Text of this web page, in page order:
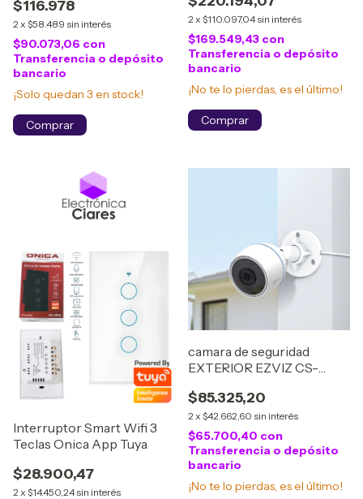
$116.978
2 x $58.489 sin interés
$90.073,06 con
Transferencia o depósito
bancario
¡Solo quedan 3 en stock!
2 x $110.097,04 sin interés
$169.549,43 con
Transferencia o depósito
bancario
¡No te lo pierdas, es el último!
Interruptor Smart Wifi 3
Teclas Onica App Tuya
$28.900,47
2 x $14.450,24 sin interés
camara de seguridad
EXTERIOR EZVIZ CS-
$85.325,20
2 x $42.662,60 sin interés
$65.700,40 con
Transferencia o depósito
bancario
¡No te lo pierdas, es el último!